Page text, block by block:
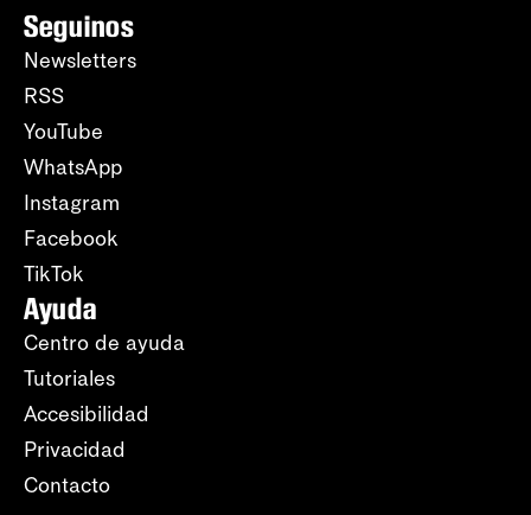
Seguinos
Newsletters
RSS
YouTube
WhatsApp
Instagram
Facebook
TikTok
Ayuda
Centro de ayuda
Tutoriales
Accesibilidad
Privacidad
Contacto